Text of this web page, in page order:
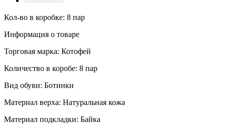
Кол-во в коробке: 8 пар
Информация о товаре
Торговая марка: Котофей
Количество в коробе: 8 пар
Вид обуви: Ботинки
Материал верха: Натуральная кожа
Материал подкладки: Байка